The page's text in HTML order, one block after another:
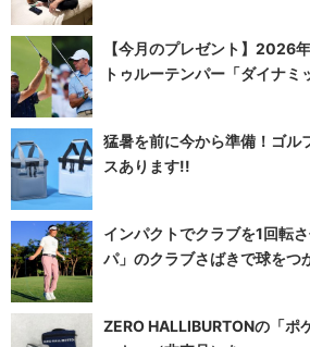
【今月のプレゼント】2026
トゥルーテンパー「ダイナミ
猛暑を前に今から準備！ゴル
スあります!!
インパクトでクラブを1回転
パ」のクラブさばきで球をつ
ZERO HALLIBURTONの「ポ